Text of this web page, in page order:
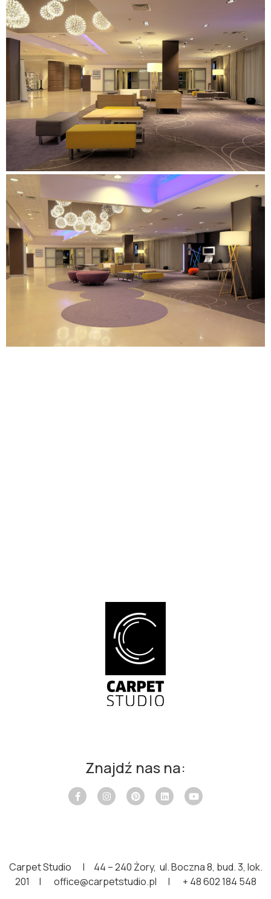
Znajdź nas na:
Carpet Studio | 44 – 240 Żory, ul. Boczna 8, bud. 3, lok.
201 | office@carpetstudio.pl | + 48 602 184 548